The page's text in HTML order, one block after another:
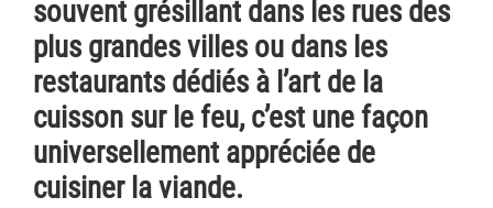
souvent grésillant dans les rues des
plus grandes villes ou dans les
restaurants dédiés à l’art de la
cuisson sur le feu, c’est une façon
universellement appréciée de
cuisiner la viande.